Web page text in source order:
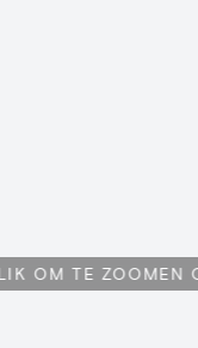
OM TE ZOOMEN